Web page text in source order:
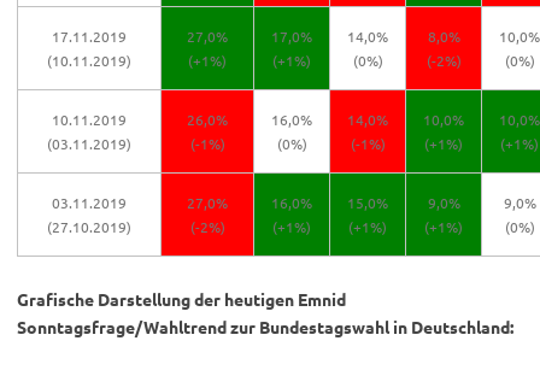
17.11.2019
(10.11.2019)
27,0%
(+1%)
17,0%
(+1%)
14,0%
(0%)
8,0%
(-2%)
10,0%
(0%)
10.11.2019
(03.11.2019)
26,0%
(-1%)
16,0%
(0%)
14,0%
(-1%)
10,0%
(+1%)
10,0%
(+1%)
03.11.2019
(27.10.2019)
27,0%
(-2%)
16,0%
(+1%)
15,0%
(+1%)
9,0%
(+1%)
9,0%
(0%)
Grafische Darstellung der heutigen Emnid
Sonntagsfrage/Wahltrend zur Bundestagswahl in Deutschland: